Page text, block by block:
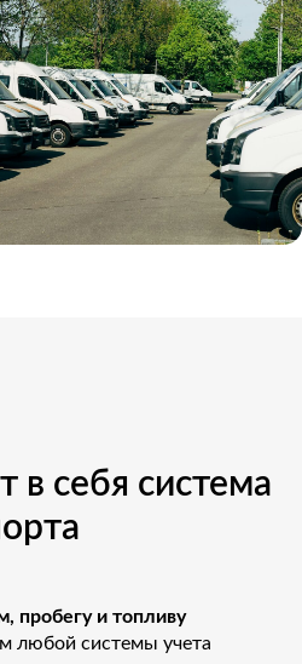
в себя система
пробегу и топливу
любой системы учета